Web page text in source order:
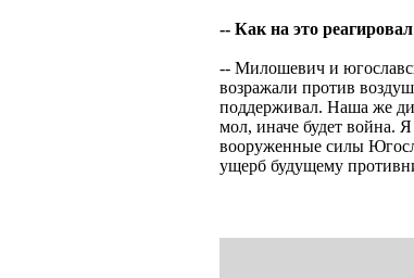
-- Как на это
-- Милошевич и
возражали против
поддерживал. Наша же
мол, иначе будет война.
вооруженные силы
ущерб будущему